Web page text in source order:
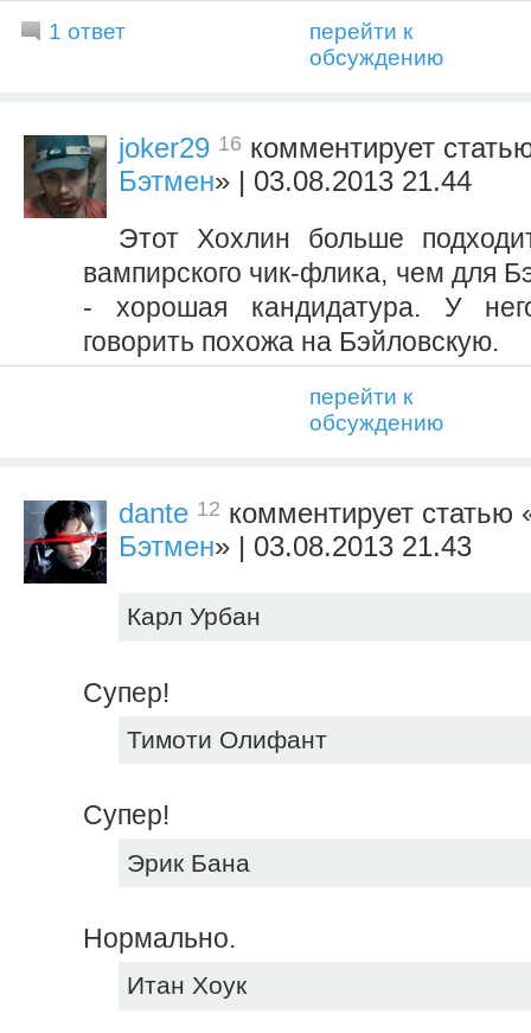
1 ответ
перейти к
обсуждению
joker29 16 комментирует
Бэтмен» | 03.08.2013 21.44
Этот Хохлин больше
вампирского чик-флика, чем для
- хорошая кандидатура. У
говорить похожа на Бэйловскую.
перейти к
обсуждению
dante 12 комментирует статью
Бэтмен» | 03.08.2013 21.43
Карл Урбан
Супер!
Тимоти Олифант
Супер!
Эрик Бана
Нормально.
Итан Хоук